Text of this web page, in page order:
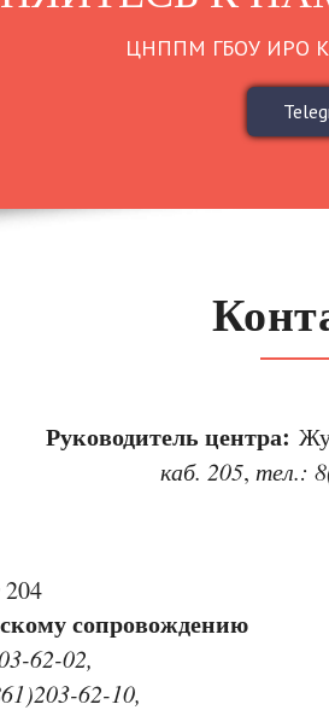
ЦНППМ ГБОУ ИРО
Руководитель центра:
каб. 205, тел.:
сопровождению
62-02,
62-10,